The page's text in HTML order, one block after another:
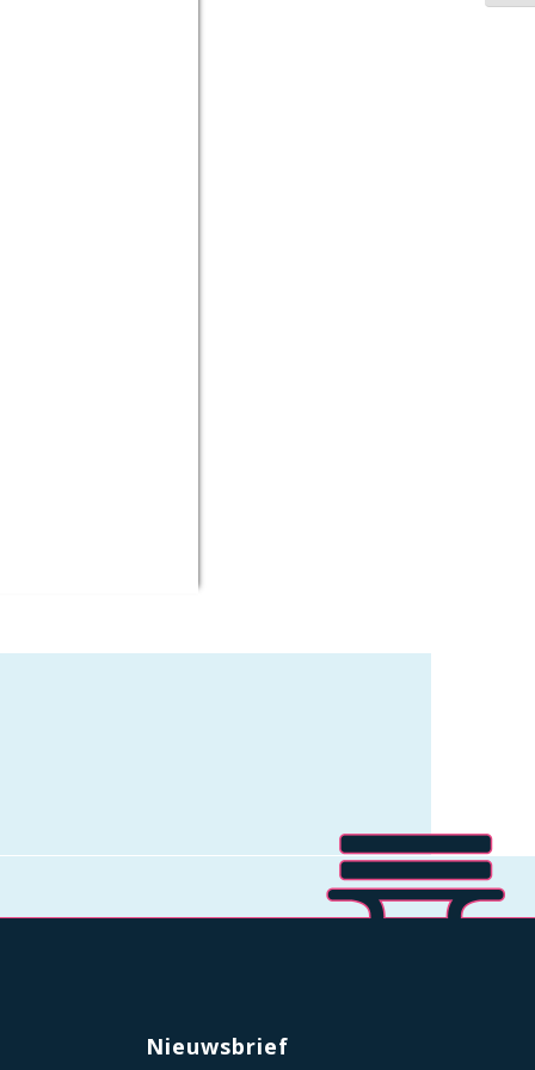
Nieuwsbrief